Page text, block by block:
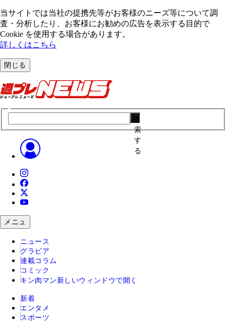
当サイトでは当社の提携先等がお客様のニーズ等について調
査・分析したり、お客様にお勧めの広告を表⽰する⽬的で
Cookie を使⽤する場合があります。
詳しくはこちら
閉じる
索
す
る
メニュ
ニュース
グラビア
連載コラム
コミック
キン肉マン 新しいウィンドウで開く
新着
エンタメ
スポーツ